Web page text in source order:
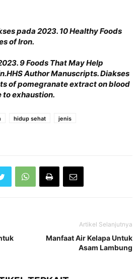
pada 2023. 10 Healthy Foods
of Iron.
9 Foods That May Help
Author Manuscripts. Diakses
of pomegranate extract on blood
to exhaustion.
hidup sehat
jenis
Artikel Selanjutnya
Manfaat Air Kelapa Untuk
Asam Lambung